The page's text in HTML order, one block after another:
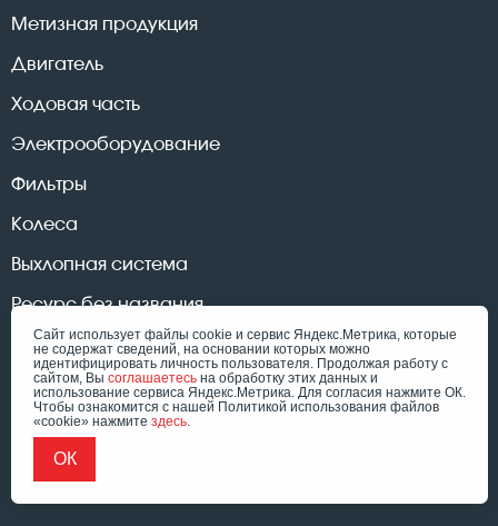
Метизная продукция
Двигатель
Ходовая часть
Электрооборудование
Фильтры
Колеса
Выхлопная система
Ресурс без названия
© «Форклифт Сервис», 2026
Политика конфиденциальности
Сайт использует файлы cookie и сервис Яндекс.Метрика, которые
не содержат сведений, на основании которых можно
идентифицировать личность пользователя. Продолжая работу с
сайтом, Вы соглашаетесь на обработку этих данных и
использование сервиса Яндекс.Метрика. Для согласия нажмите ОК.
Чтобы ознакомится с нашей Политикой использования файлов
«cookie» нажмите здесь.
ОК